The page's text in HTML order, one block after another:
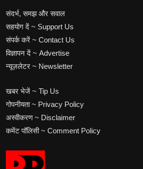
संदर्भ, समझ और सवाल
सहयोग दें ~ Support Us
संपर्क करें ~ Contact Us
विज्ञापन दें ~ Advertise
न्यूज़लेटर ~ Newsletter
खबर भेजें ~ Tip Us
गोपनीयता ~ Privacy Policy
अस्वीकरण ~ Disclaimer
कमेंट पॉलिसी ~ Comment Policy